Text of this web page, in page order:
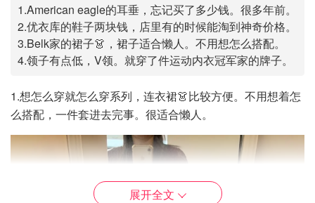
1.American eagle的耳垂，忘记买了多少钱。很多年前。
2.优衣库的鞋子两块钱，店里有的时候能淘到神奇价格。
3.Belk家的裙子👗，裙子适合懒人。不用想怎么搭配。
4.领子有点低，V领。就穿了件运动内衣冠军家的牌子。
1.想怎么穿就怎么穿系列，连衣裙👗比较方便。不用想着怎
么搭配，一件套进去完事。很适合懒人。
展开全文